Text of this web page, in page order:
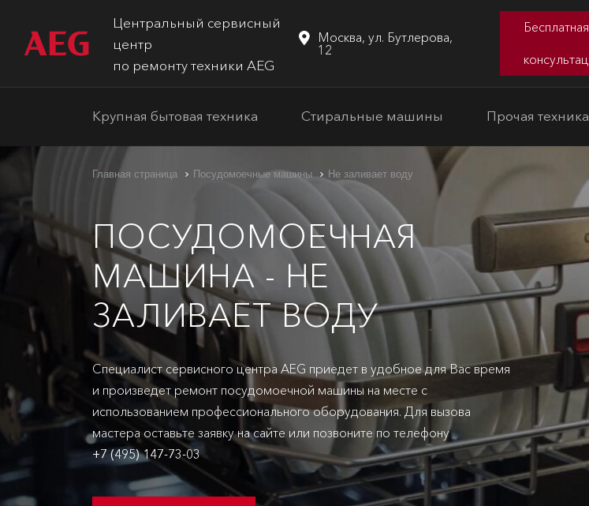
Центральный сервисный
центр
по ремонту техники AEG
Москва, ул. Бутлерова,
12
Бесплатная
Крупная бытовая техника Стиральные машины Прочая техника
Главная страница Посудомоечные машины Не заливает воду
ПОСУДОМОЕЧНАЯ
МАШИНА - НЕ
ЗАЛИВАЕТ ВОДУ
Специалист сервисного центра AEG приедет в удобное для Вас время
и произведет ремонт посудомоечной машины на месте с
использованием профессионального оборудования. Для вызова
мастера оставьте заявку на сайте или позвоните по телефону
+7 (495) 147-73-03